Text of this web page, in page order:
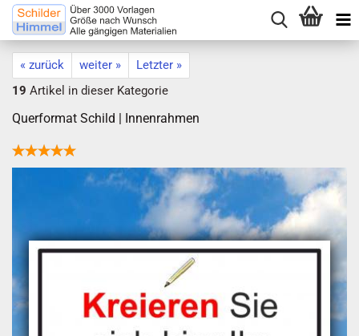
« zurück weiter »
Letzter »
19 Artikel in dieser Kategorie
Quer­for­mat Schild | Innenrahmen